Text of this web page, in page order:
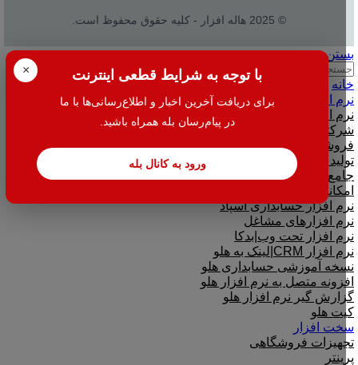
× با توجه به شرایط قطعی اینترنت
برای دریافت آخرین اخبار و اطلاع‌رسانی‌ها با ما
در پیام‌رسان بله همراه باشید.
ورود به کانال بله
© 2025 هاله افزار - کلیه حقوق محفوظ است.
بستن
جستجو
خانه
نرم افزار
نرم افزار حسابداری هلو
شرکتی
فروشگاهی
تولیدی
جامع و صنعتی
امکانات افزودنی ( کیت های عمومی )
نرم افزار حسابداری اسپاد
نرم افزارهای مشاغل
نرم افزار تحت وب|بدکا
نرم افزار CRM|لینک به هلو
نسخه آموزشی حسابداری هلو
افزونه متصل به نرم افزار هلو
گزارش گیر نرم افزار هلو
کیت هلو
سخت افزار
تجهیزات فروشگاهی
پرینتر